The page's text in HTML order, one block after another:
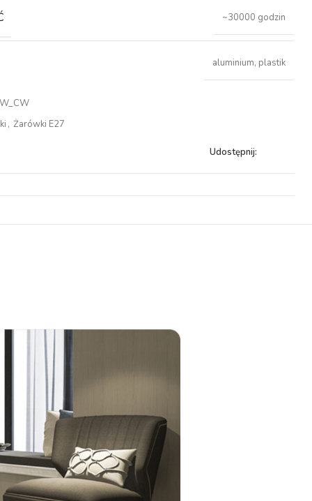
~30000 godzin
aluminium, plastik
, Żarówki E27
Udostępnij: